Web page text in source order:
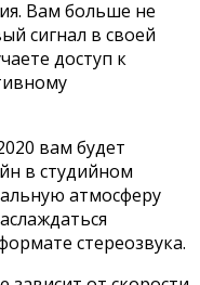
Вам больше не
сигнал в своей
доступ к
вам будет
в студийном
атмосферу
стереозвука.